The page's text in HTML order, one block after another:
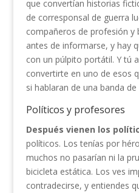
que convertían historias
de corresponsal de guerra
compañeros de profesión y
antes de informarse, y hay
con un púlpito portátil. Y tú
convertirte en uno de esos
si hablaran de una banda
Políticos y profesores
Después vienen los
políticos. Los tenías por
muchos no pasarían ni la
bicicleta estática. Los ves
contradecirse, y entiendes